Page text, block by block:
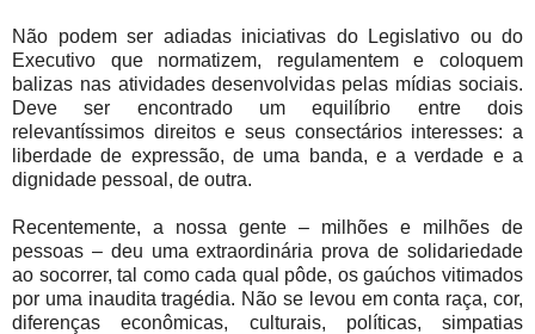
Não podem ser adiadas iniciativas do Legislativo ou do
Executivo que normatizem, regulamentem e coloquem
balizas nas atividades desenvolvidas pelas mídias sociais.
Deve ser encontrado um equilíbrio entre dois
relevantíssimos direitos e seus consectários interesses: a
liberdade de expressão, de uma banda, e a verdade e a
dignidade pessoal, de outra.
Recentemente, a nossa gente – milhões e milhões de
pessoas – deu uma extraordinária prova de solidariedade
ao socorrer, tal como cada qual pôde, os gaúchos vitimados
por uma inaudita tragédia. Não se levou em conta raça, cor,
diferenças econômicas, culturais, políticas, simpatias